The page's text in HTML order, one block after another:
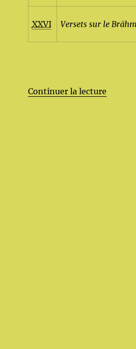
XXVI Versets sur le
Continuer la lecturede «